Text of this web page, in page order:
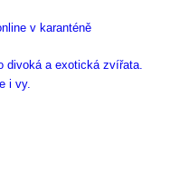
divoká a exotická zvířata.
i vy.